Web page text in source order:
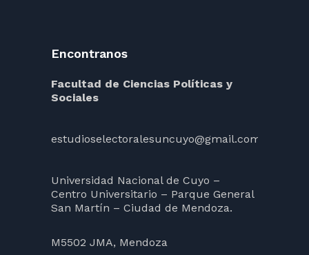
Encontranos
Facultad de Ciencias Políticas y
Sociales
estudioselectoralesuncuyo@gmail.com
Universidad Nacional de Cuyo –
Centro Universitario – Parque General
San Martín – Ciudad de Mendoza.
M5502 JMA, Mendoza